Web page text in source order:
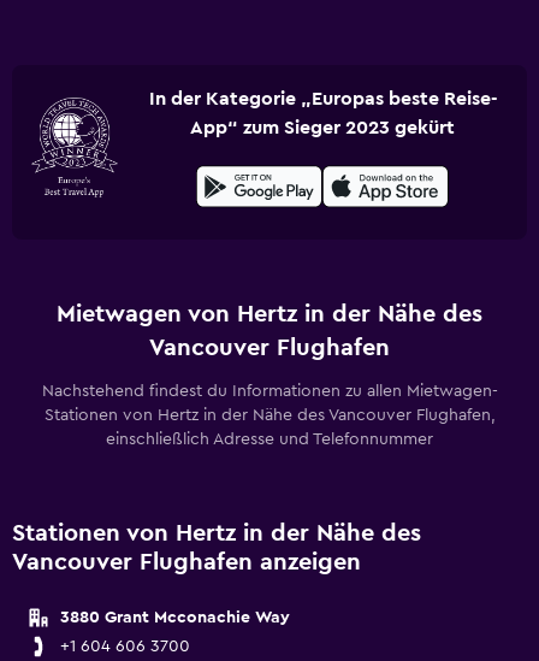
In der Kategorie „Europas beste Reise-
App“ zum Sieger 2023 gekürt
Mietwagen von Hertz in der Nähe des
Vancouver Flughafen
Nachstehend findest du Informationen zu allen Mietwagen-
Stationen von Hertz in der Nähe des Vancouver Flughafen,
einschließlich Adresse und Telefonnummer
Stationen von Hertz in der Nähe des
Vancouver Flughafen anzeigen
3880 Grant Mcconachie Way
+1 604 606 3700